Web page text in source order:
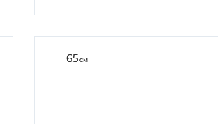
65см